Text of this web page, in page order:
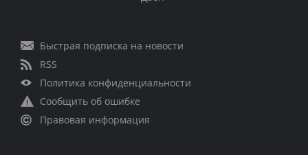
Быстрая подписка на новости
RSS
Политика конфиденциальности
Сообщить об ошибке
Правовая информация